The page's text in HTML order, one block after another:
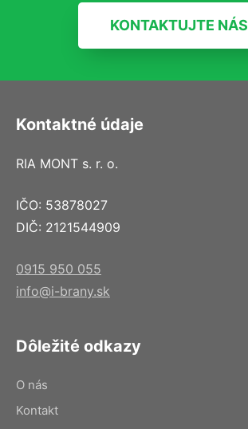
KONTAKTUJTE NÁS
Kontaktné údaje
RIA MONT s. r. o.
IČO: 53878027
DIČ: 2121544909
0915 950 055
info@i-brany.sk
Dôležité odkazy
O nás
Kontakt